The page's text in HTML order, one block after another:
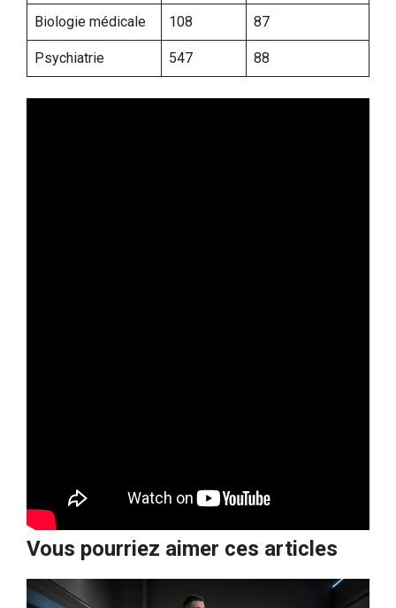
Biologie médicale 108 87
Psychiatrie 547 88
Vous pourriez aimer ces articles